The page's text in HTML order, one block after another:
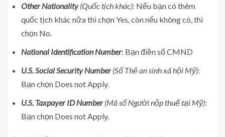
Other Nationality (Quốc tịch khác): Nếu bạn có thêm
quốc tịch khác nữa thì chọn Yes, còn nếu không có, thì
chọn No.
National Identification Number: Bạn điền số CMND
U.S. Social Security Number (Số Thẻ an sinh xã hội Mỹ):
Bạn chọn Does not Apply.
U.S. Taxpayer ID Number (Mã số Người nộp thuế tại Mỹ):
Bạn chọn Does not Apply.